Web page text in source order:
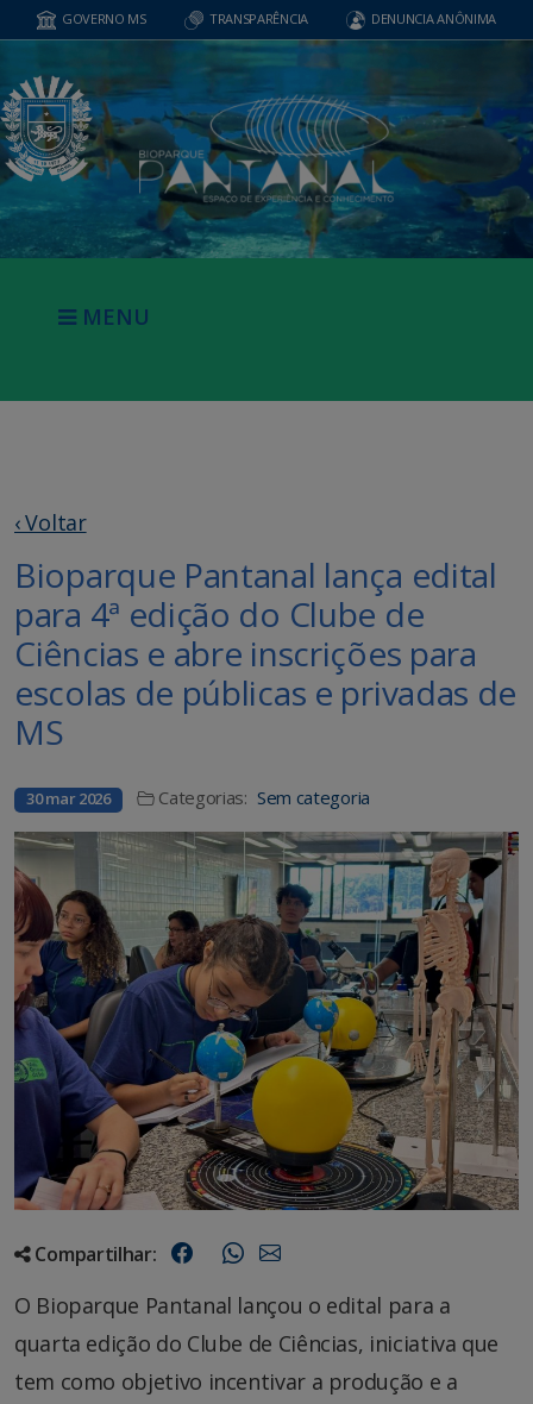
GOVERNO MS TRANSPARÊNCIA DENUNCIA ANÔNIMA
MENU
‹ Voltar
Bioparque Pantanal lança edital
para 4ª edição do Clube de
Ciências e abre inscrições para
escolas de públicas e privadas de
MS
30 mar 2026 Categorias: Sem categoria
Compartilhar:
O Bioparque Pantanal lançou o edital para a
quarta edição do Clube de Ciências, iniciativa que
tem como objetivo incentivar a produção e a